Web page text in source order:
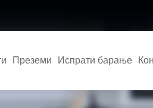
Преземи Испрати барање